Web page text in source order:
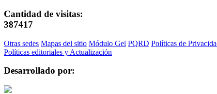
Cantidad de visitas:
387417
Otras sedes Mapas del sitio Módulo Gel PQRD Políticas de
Políticas editoriales y Actualización
Desarrollado por: